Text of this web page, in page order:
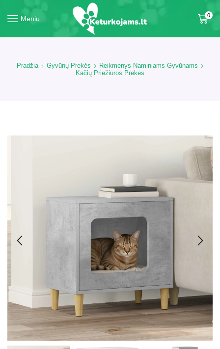
Meniu 0
Pradžia Gyvūnų Prekės
Reikmenys Naminiams Gyvūnams
Kačių Priežiūros Prekės